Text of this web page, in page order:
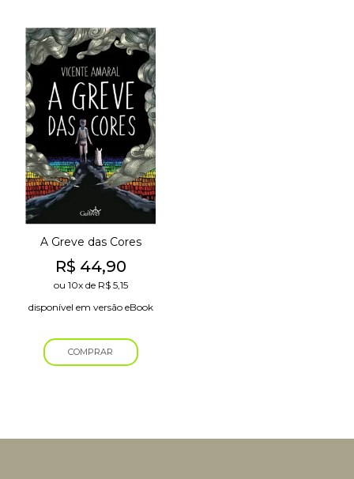
A Greve das Cores
R$ 44,90
ou 10xde R$5,15
disponível em versão eBook
COMPRAR